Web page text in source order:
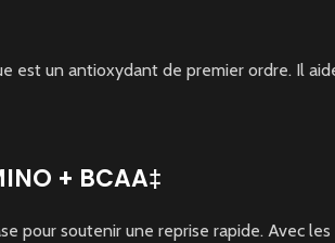
est un antioxydant de premier ordre. Il
+ BCAA‡
pour soutenir une reprise rapide. Avec